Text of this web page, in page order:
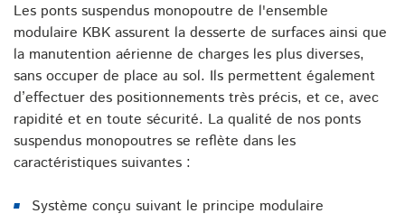
Les ponts suspendus monopoutre de l'ensemble
modulaire KBK assurent la desserte de surfaces ainsi que
la manutention aérienne de charges les plus diverses,
sans occuper de place au sol. Ils permettent également
d’effectuer des positionnements très précis, et ce, avec
rapidité et en toute sécurité. La qualité de nos ponts
suspendus monopoutres se reflète dans les
caractéristiques suivantes :
Système conçu suivant le principe modulaire